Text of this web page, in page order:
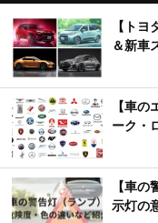
【ト
＆新車
【車
ーク・
【車
示灯の